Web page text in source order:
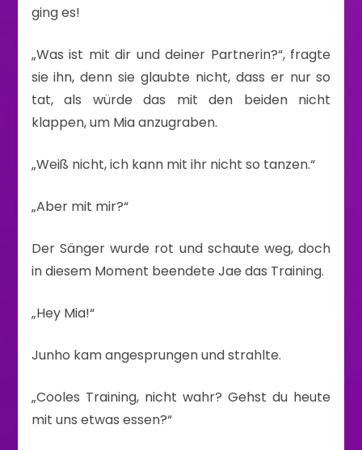
ging es!
„Was ist mit dir und deiner Partnerin?“, fragte
sie ihn, denn sie glaubte nicht, dass er nur so
tat, als würde das mit den beiden nicht
klappen, um Mia anzugraben.
„Weiß nicht, ich kann mit ihr nicht so tanzen.“
„Aber mit mir?“
Der Sänger wurde rot und schaute weg, doch
in diesem Moment beendete Jae das Training.
„Hey Mia!“
Junho kam angesprungen und strahlte.
„Cooles Training, nicht wahr? Gehst du heute
mit uns etwas essen?“